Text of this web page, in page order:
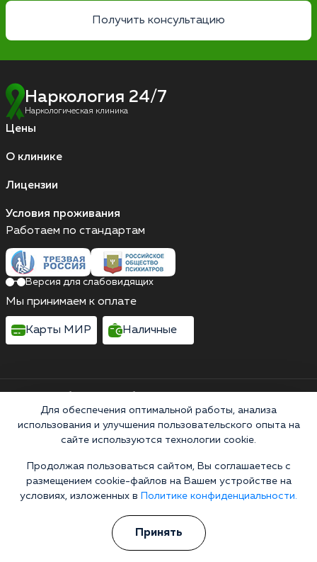
Получить консультацию
Наркология 24/7
Наркологическая клиника
Цены
О клинике
Лицензии
Условия проживания
Россия, Оренбургская область, Абдулино,
Советская улица, 168
Горячая линия 24/7
8 (800) 301-97-09
Перезвоните мне
Работаем по стандартам
Версия для слабовидящих
Мы принимаем к оплате
Карты МИР Наличные
Для обеспечения оптимальной работы, анализа
использования и улучшения пользовательского опыта на
сайте используются технологии cookie.
Продолжая пользоваться сайтом, Вы соглашаетесь с
размещением cookie-файлов на Вашем устройстве на
условиях, изложенных в
Политике конфиденциальности.
Принять